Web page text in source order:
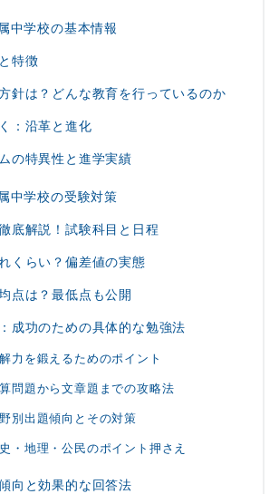
中学校の基本情報
特徴
針は？どんな教育を行っているのか
：沿革と進化
の特異性と進学実績
中学校の受験対策
底解説！試験科目と日程
くらい？偏差値の実態
点は？最低点も公開
成功のための具体的な勉強法
力を鍛えるためのポイント
問題から文章題までの攻略法
別出題傾向とその対策
・地理・公民のポイント押さえ
向と効果的な回答法